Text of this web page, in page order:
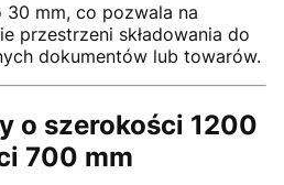
30 mm, co pozwala na
przestrzeni składowania do
dokumentów lub towarów.
o szerokości 1200
700 mm